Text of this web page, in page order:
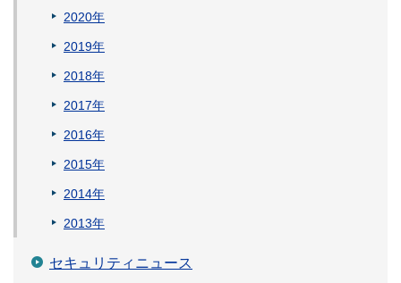
2020年
2019年
2018年
2017年
2016年
2015年
2014年
2013年
セキュリティニュース